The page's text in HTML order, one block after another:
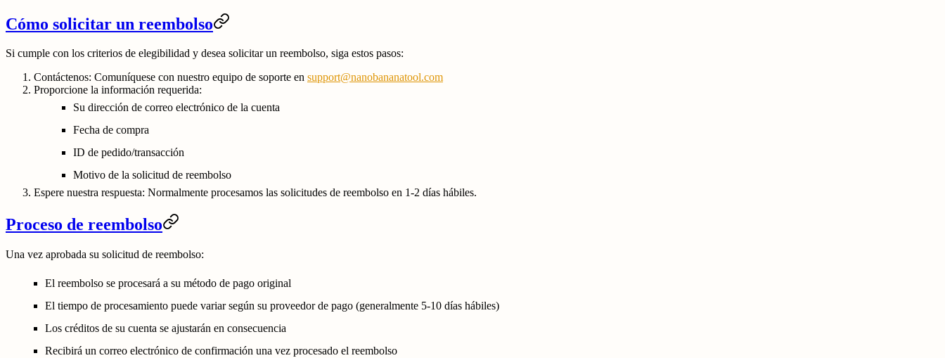
Cómo solicitar un reembolso
Si cumple con los criterios de elegibilidad y desea solicitar un reembolso, siga estos pasos:
Contáctenos: Comuníquese con nuestro equipo de soporte en support@nanobananatool.com
Proporcione la información requerida:
Su dirección de correo electrónico de la cuenta
Fecha de compra
ID de pedido/transacción
Motivo de la solicitud de reembolso
Espere nuestra respuesta: Normalmente procesamos las solicitudes de reembolso en 1-2 días hábiles.
Proceso de reembolso
Una vez aprobada su solicitud de reembolso:
El reembolso se procesará a su método de pago original
El tiempo de procesamiento puede variar según su proveedor de pago (generalmente 5-10 días hábiles)
Los créditos de su cuenta se ajustarán en consecuencia
Recibirá un correo electrónico de confirmación una vez procesado el reembolso